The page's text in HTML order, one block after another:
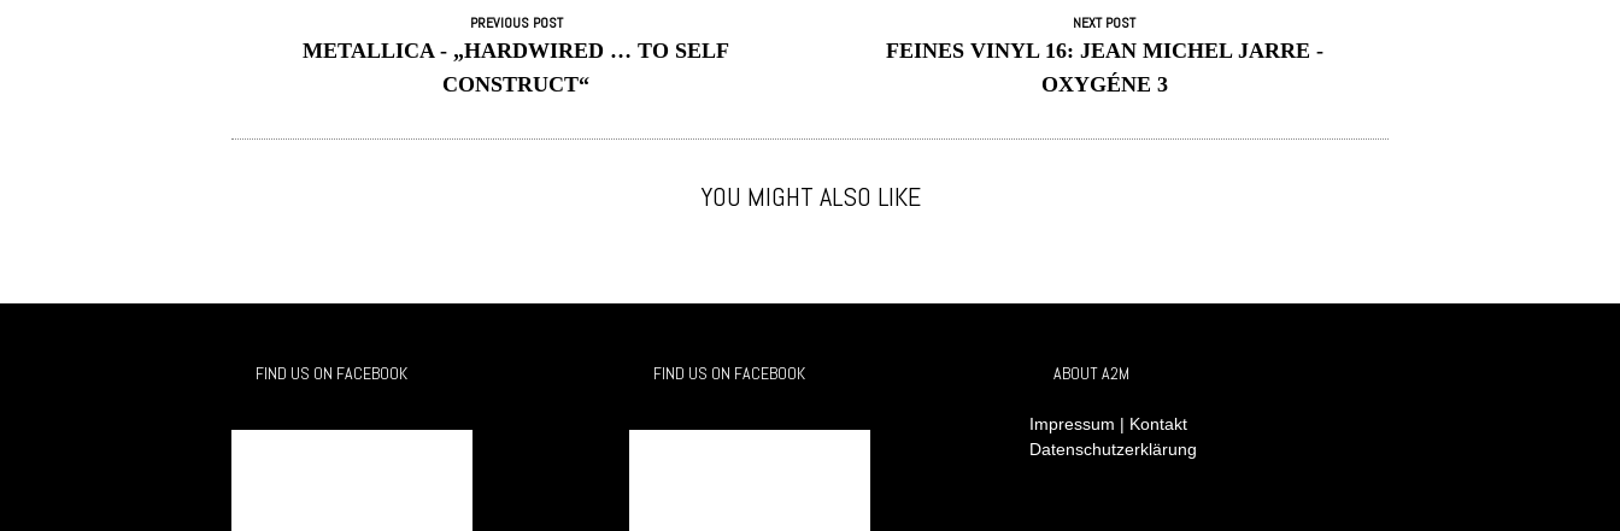
PREVIOUS POST
METALLICA - „HARDWIRED … TO SELF
CONSTRUCT“
NEXT POST
FEINES VINYL 16: JEAN MICHEL JARRE -
OXYGÉNE 3
YOU MIGHT ALSO LIKE
FIND US ON FACEBOOK FIND US ON FACEBOOK ABOUT A2M
Impressum | Kontakt
Datenschutzerklärung